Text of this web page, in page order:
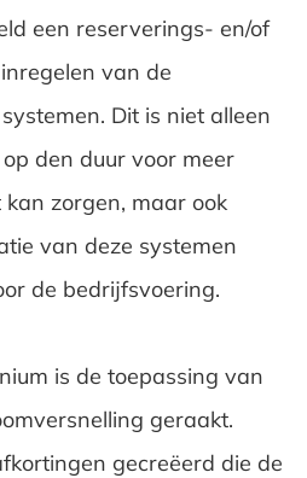
een reserverings- en/of
van de
Dit is niet alleen
den duur voor meer
zorgen, maar ook
van deze systemen
de bedrijfsvoering.
is de toepassing van
geraakt.
gecreëerd die de